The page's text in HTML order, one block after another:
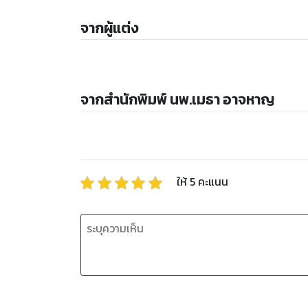
จากผู้แต่ง
จากสำนักพิมพ์ นพ.เมธา อาจหาญ
ให้ 5 คะแนน